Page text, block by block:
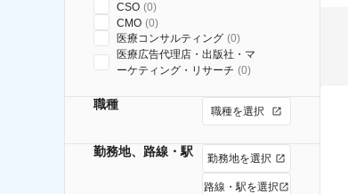
CSO (0)
CMO (0)
医療コンサルティング (0)
医療広告代理店・出版社・マ
ーケティング・リサーチ (0)
職種 職種を選択
勤務地、路線・駅 勤務地を選択
路線・駅を選択